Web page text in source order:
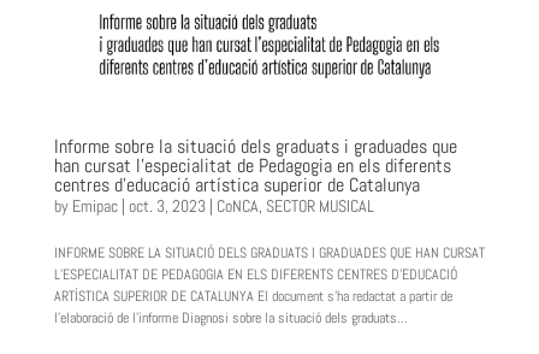
Informe sobre la situació dels graduats i graduades que
han cursat l’especialitat de Pedagogia en els diferents
centres d’educació artística superior de Catalunya
by Emipac| oct. 3, 2023| CoNCA, SECTOR MUSICAL
INFORME SOBRE LA SITUACIÓ DELS GRADUATS I GRADUADES QUE HAN CURSAT
L’ESPECIALITAT DE PEDAGOGIA EN ELS DIFERENTS CENTRES D’EDUCACIÓ
ARTÍSTICA SUPERIOR DE CATALUNYA El document s’ha redactat a partir de
l’elaboració de l’informe Diagnosi sobre la situació dels graduats...